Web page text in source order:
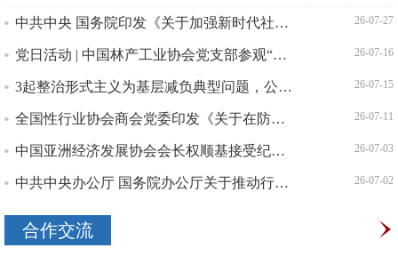
中共中央 国务院印发《关于加强新时代社会工作的意见》 | 26-07-27
党日活动 | 中国林产工业协会党支部参观“永远跟党走”书画摄影展 | 26-07-16
3起整治形式主义为基层减负典型问题，公开通报！ | 26-07-15
全国性行业协会商会党委印发《关于在防汛救灾工作中充分发挥全国性行业协会商会基层党组织战斗堡垒作用和广 | 26-07-11
中国亚洲经济发展协会会长权顺基接受纪律审查和监察调查 | 26-07-03
中共中央办公厅 国务院办公厅关于推动行业协会商会深化改革的意见 | 26-07-02
合作交流